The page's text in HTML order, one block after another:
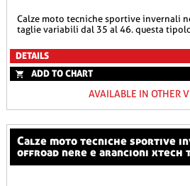
calze moto tecniche sportive invernali nere, blu e verdi xtech
taglie variabili dal 35 al 46. questa
DETAILS
ADD TO CHART
AVAILABLE IN OTHER
calze moto tecniche sportive invernali compression
offroad nere e arancioni xtech